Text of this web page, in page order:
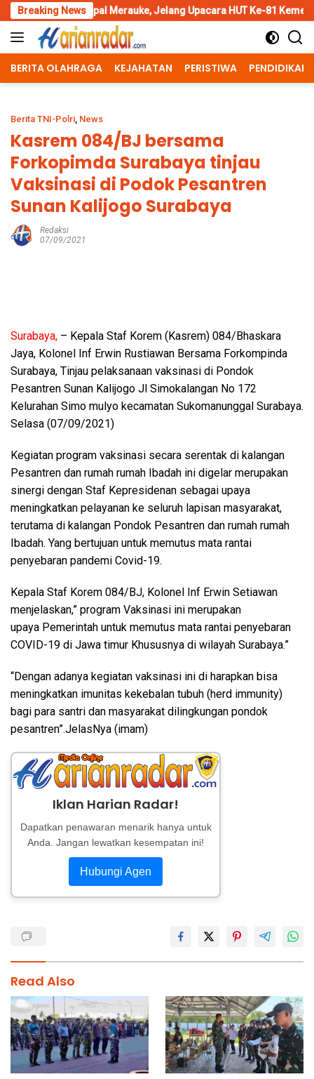
Skip
to
content
Breaking News
Jelang Upacara HUT Ke-81 Kemerdekaan RI
BERITA OLAHRAGA KEJAHATAN PERISTIWA PENDIDIKAN
Berita TNI-Polri, News
Kasrem 084/BJ bersama
Forkopimda Surabaya tinjau
Vaksinasi di Podok Pesantren
Sunan Kalijogo Surabaya
Redaksi
07/09/2021
Surabaya, – Kepala Staf Korem (Kasrem) 084/Bhaskara
Jaya, Kolonel Inf Erwin Rustiawan Bersama Forkompinda
Surabaya, Tinjau pelaksanaan vaksinasi di Pondok
Pesantren Sunan Kalijogo Jl Simokalangan No 172
Kelurahan Simo mulyo kecamatan Sukomanunggal Surabaya.
Selasa (07/09/2021)
Kegiatan program vaksinasi secara serentak di kalangan
Pesantren dan rumah rumah Ibadah ini digelar merupakan
sinergi dengan Staf Kepresidenan sebagai upaya
meningkatkan pelayanan ke seluruh lapisan masyarakat,
terutama di kalangan Pondok Pesantren dan rumah rumah
Ibadah. Yang bertujuan untuk memutus mata rantai
penyebaran pandemi Covid-19.
Kepala Staf Korem 084/BJ, Kolonel Inf Erwin Setiawan
menjelaskan,” program Vaksinasi ini merupakan
upaya Pemerintah untuk memutus mata rantai penyebaran
COVID-19 di Jawa timur Khususnya di wilayah Surabaya.”
“Dengan adanya kegiatan vaksinasi ini di harapkan bisa
meningkatkan imunitas kekebalan tubuh (herd immunity)
bagi para santri dan masyarakat dilingkungan pondok
pesantren”.JelasNya (imam)
Iklan Harian Radar!
Dapatkan penawaran menarik hanya untuk
Anda. Jangan lewatkan kesempatan ini!
Hubungi Agen
Read Also